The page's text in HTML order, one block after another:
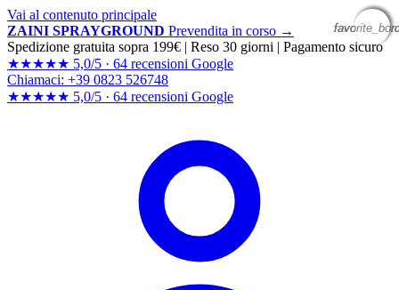
Vai al contenuto principale
ZAINI SPRAYGROUND Prevendita in corso →
Spedizione gratuita sopra 199€ | Reso 30 giorni | Pagamento sicuro
★★★★★ 5,0/5 · 64 recensioni Google
Chiamaci: +39 0823 526748
★★★★★ 5,0/5 · 64 recensioni Google